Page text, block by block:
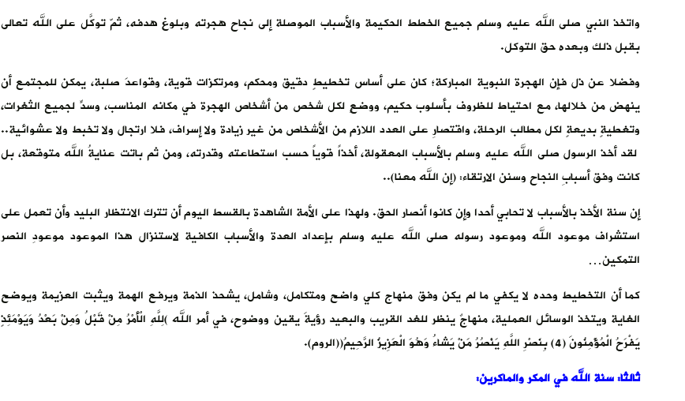
واتخذ النبي صلى الله عليه وسلم جميع الخطط الحكيمة والأسباب الموصلة إلى نجاح هجرته وبلوغ هدفه، ثمّ توكَّل على الله تعالى
بقبل ذلك وبعده حق التوكل.
وفضلا عن ذل فإن الهجرة النبوية المباركة؛ كان على أساس تخطيطٍ دقيق ومحكم، ومرتكزات قوية، وقواعدَ صلبة، يمكن للمجتمع أن
ينهض من خلالها، مع احتياط للظروف بأسلوب حكيم، ووضعٍ لكل شخص من أشخاص الهجرة في مكانه المناسب، وسدٍّ لجميع الثغرات،
وتغطيةٍ بديعةٍ لكل مطالب الرحلة، واقتصارِ على العدد اللازم من الأشخاص من غير زيادة ولا إسراف، فلا ارتجال ولا تخبط ولا عشوائية..
لقد أخذ الرسول صلى الله عليه وسلم بالأسباب المعقولة، أخذاً قوياً حسب استطاعته وقدرته، ومن ثم باتت عنايةُ الله متوقعة، بل
كانت وفق أسبابِ النجاح وسنن الارتقاء: (إن الله معنا)..
إن سنة الأخذ بالأسباب لا تحابي أحدا وإن كانوا أنصار الحق. ولهذا على الأمة الشاهدة بالقسط اليوم أن تترك الانتظار البليد وأن تعمل على
استشراف موعود الله وموعود رسوله صلى الله عليه وسلم بإعداد العدة والأسباب الكافية لاستنزال هذا الموعود موعودِ النصر
التمكين…
كما أن التخطيط وحده لا يكفي ما لم يكن وفق منهاج كلي واضح ومتكامل، وشامل، يشحذ الذمة ويرفع الهمة ويثبت العزيمة ويوضح
الغاية ويتخذ الوسائل العملية، منهاجٌ ينظر للغد القريب والبعيد رؤيةَ يقين ووضوح، في أمر الله )لِلَّهِ الْأَمْرُ مِنْ قَبْلُ وَمِنْ بَعْدُ وَيَوْمَئِذٍ
يَفْرَحُ الْمُؤْمِنُونَ (4) بِنَصْرِ اللَّهِ يَنْصُرُ مَنْ يَشاءُ وَهُوَ الْعَزِيزُ الرَّحِيمُ((الروم).
ثالثا: سنة الله في المكر والماكرين: